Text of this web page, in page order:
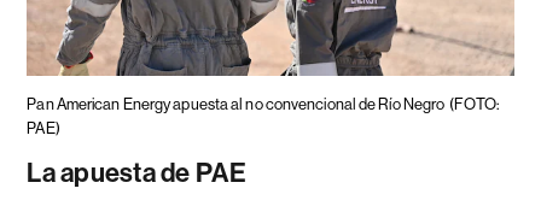
Pan American Energy apuesta al no convencional de Río Negro (FOTO:
PAE)
La apuesta de PAE